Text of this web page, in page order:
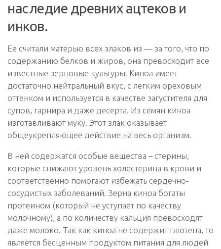
наследие древних ацтеков и
инков.
Ее считали матерью всех злаков из — за того, что по
содержанию белков и жиров, она превосходит все
известные зерновые культуры. Киноа имеет
достаточно нейтральный вкус, с легким ореховым
оттенком и используется в качестве загустителя для
супов, гарнира и даже десерта. Из семян киноа
изготавливают муку. Этот злак оказывает
общеукрепляющее действие на весь организм.
В ней содержатся особые вещества – стерины,
которые снижают уровень холестерина в крови и
соответственно помогают избежать сердечно-
сосудистых заболеваний. Зерна киноа богаты
протеином (который не уступает по качеству
молочному), а по количеству кальция превосходят
даже молоко. Так как киноа не содержит глютена, то
является бесценным продуктом питания для людей